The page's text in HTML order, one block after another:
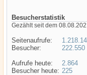
Besucherstatistik
Gezählt seit dem
Seitenaufrufe:
Besucher:
Aufrufe heute:
Besucher heute:
222.550
2.864
225